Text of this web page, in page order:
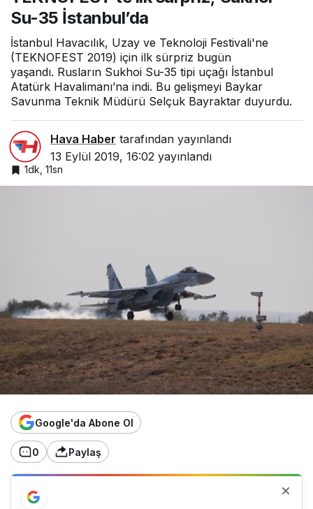
Su-35 İstanbul’da
İstanbul Havacılık, Uzay ve Teknoloji Festivali'ne
(TEKNOFEST 2019) için ilk sürpriz bugün
yaşandı. Rusların Sukhoi Su-35 tipi uçağı İstanbul
Atatürk Havalimanı’na indi. Bu gelişmeyi Baykar
Savunma Teknik Müdürü Selçuk Bayraktar duyurdu.
Hava Haber tarafından yayınlandı
13 Eylül 2019, 16:02 yayınlandı
1dk, 11sn
Google'da Abone Ol
0 Paylaş